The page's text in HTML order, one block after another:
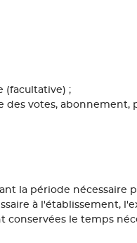
(facultative) ;
des votes, abonnement,
la période
à l'établissement,
le temps